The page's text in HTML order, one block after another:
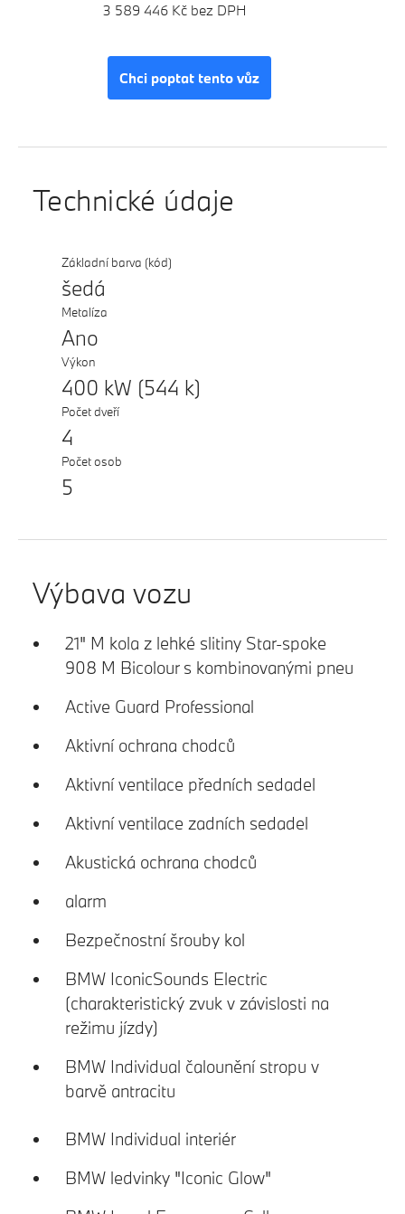
3 589 446 Kč bez DPH
Chci poptat tento vůz
Technické údaje
Základní barva (kód)
šedá
Metalíza
Ano
Výkon
400 kW (544 k)
Počet dveří
4
Počet osob
5
Výbava vozu
21" M kola z lehké slitiny Star-spoke
908 M Bicolour s kombinovanými pneu
Active Guard Professional
Aktivní ochrana chodců
Aktivní ventilace předních sedadel
Aktivní ventilace zadních sedadel
Akustická ochrana chodců
alarm
Bezpečnostní šrouby kol
BMW IconicSounds Electric
(charakteristický zvuk v závislosti na
režimu jízdy)
BMW Individual čalounění stropu v
barvě antracitu
BMW Individual interiér
BMW ledvinky "Iconic Glow"